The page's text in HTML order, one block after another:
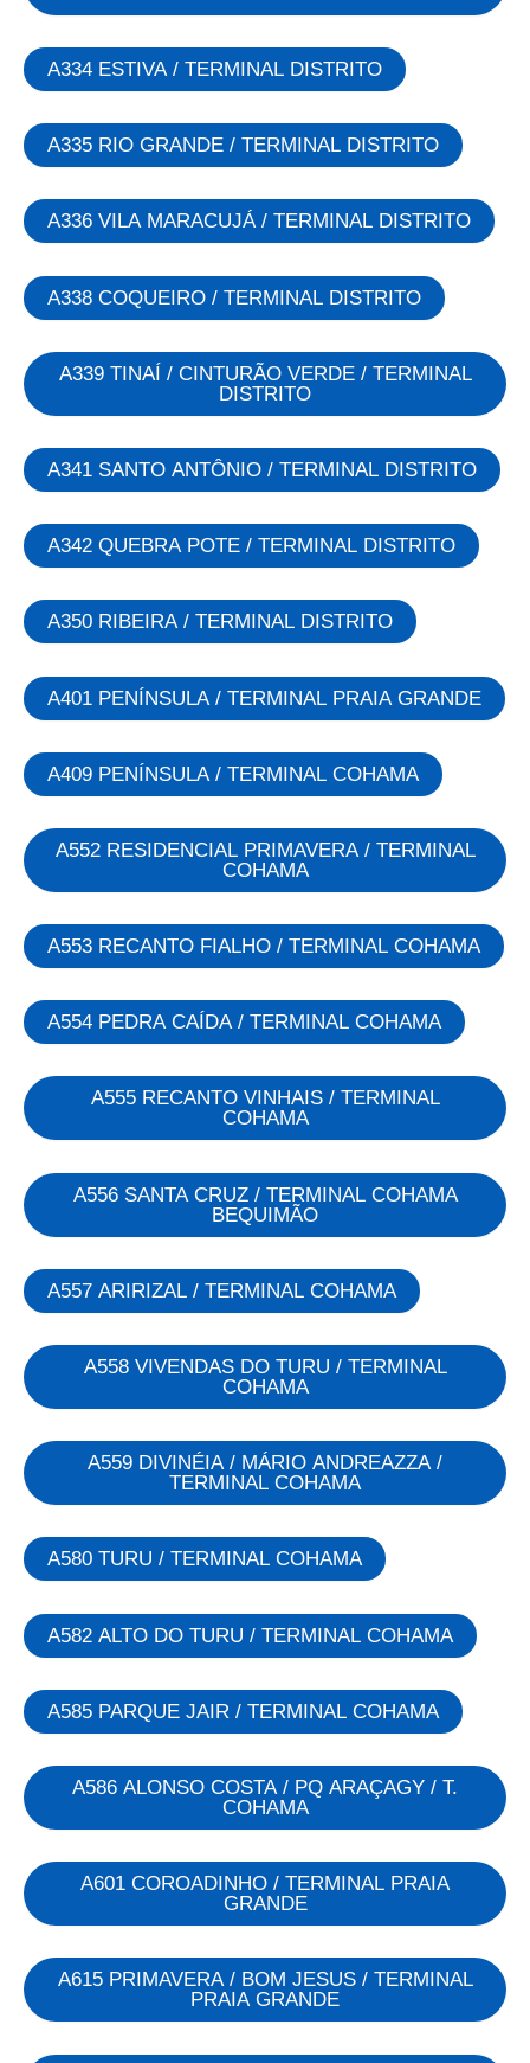
A334 ESTIVA / TERMINAL DISTRITO
A335 RIO GRANDE / TERMINAL DISTRITO
A336 VILA MARACUJÁ / TERMINAL DISTRITO
A338 COQUEIRO / TERMINAL DISTRITO
A339 TINAÍ / CINTURÃO VERDE / TERMINAL
DISTRITO
A341 SANTO ANTÔNIO / TERMINAL DISTRITO
A342 QUEBRA POTE / TERMINAL DISTRITO
A350 RIBEIRA / TERMINAL DISTRITO
A401 PENÍNSULA / TERMINAL PRAIA GRANDE
A409 PENÍNSULA / TERMINAL COHAMA
A552 RESIDENCIAL PRIMAVERA / TERMINAL
COHAMA
A553 RECANTO FIALHO / TERMINAL COHAMA
A554 PEDRA CAÍDA / TERMINAL COHAMA
A555 RECANTO VINHAIS / TERMINAL
COHAMA
A556 SANTA CRUZ / TERMINAL COHAMA
BEQUIMÃO
A557 ARIRIZAL / TERMINAL COHAMA
A558 VIVENDAS DO TURU / TERMINAL
COHAMA
A559 DIVINÉIA / MÁRIO ANDREAZZA /
TERMINAL COHAMA
A580 TURU / TERMINAL COHAMA
A582 ALTO DO TURU / TERMINAL COHAMA
A585 PARQUE JAIR / TERMINAL COHAMA
A586 ALONSO COSTA / PQ ARAÇAGY / T.
COHAMA
A601 COROADINHO / TERMINAL PRAIA
GRANDE
A615 PRIMAVERA / BOM JESUS / TERMINAL
PRAIA GRANDE